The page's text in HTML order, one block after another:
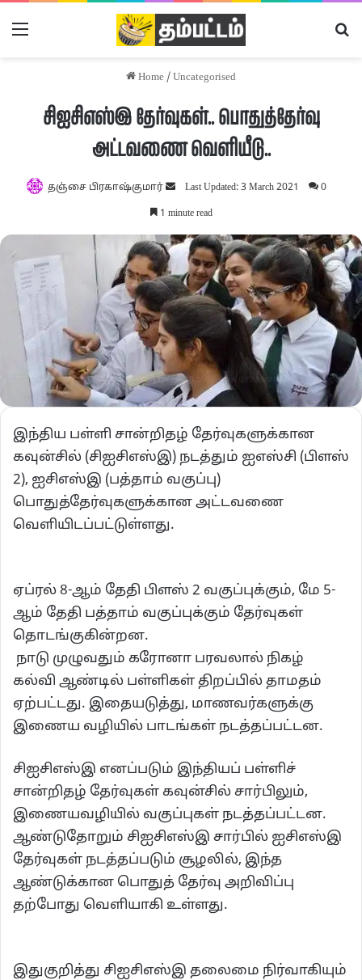
Menu
Home/Uncategorised
சிஐசிஎஸ்இ தேர்வுகள்.. பொதுத்தேர்வு
அட்டவணை வெளியீடு..
தஞ்சை பிரகாஷ்குமார்
Send
an
Last Updated: 3 March 2021 0
1 minute read
இந்திய பள்ளி சான்றிதழ் தேர்வுகளுக்கான
கவுன்சில் (சிஐசிஎஸ்இ) நடத்தும் ஐஎஸ்சி (பிளஸ்
2), ஐசிஎஸ்இ (பத்தாம் வகுப்பு)
பொதுத்தேர்வுகளுக்கான அட்டவணை
வெளியிடப்பட்டுள்ளது.
ஏப்ரல் 8-ஆம் தேதி பிளஸ் 2 வகுப்புக்கும், மே 5-
ஆம் தேதி பத்தாம் வகுப்புக்கும் தேர்வுகள்
தொடங்குகின்றன.
நாடு முழுவதும் கரோனா பரவலால் நிகழ்
கல்வி ஆண்டில் பள்ளிகள் திறப்பில் தாமதம்
ஏற்பட்டது. இதையடுத்து, மாணவர்களுக்கு
இணைய வழியில் பாடங்கள் நடத்தப்பட்டன.
சிஐசிஎஸ்இ எனப்படும் இந்தியப் பள்ளிச்
சான்றிதழ் தேர்வுகள் கவுன்சில் சார்பிலும்,
இணையவழியில் வகுப்புகள் நடத்தப்பட்டன.
ஆண்டுதோறும் சிஐசிஎஸ்இ சார்பில் ஐசிஎஸ்இ
தேர்வுகள் நடத்தப்படும் சூழலில், இந்த
ஆண்டுக்கான பொதுத் தேர்வு அறிவிப்பு
தற்போது வெளியாகி உள்ளது.
இதுகுறித்து சிஐசிஎஸ்இ தலைமை நிர்வாகியும்